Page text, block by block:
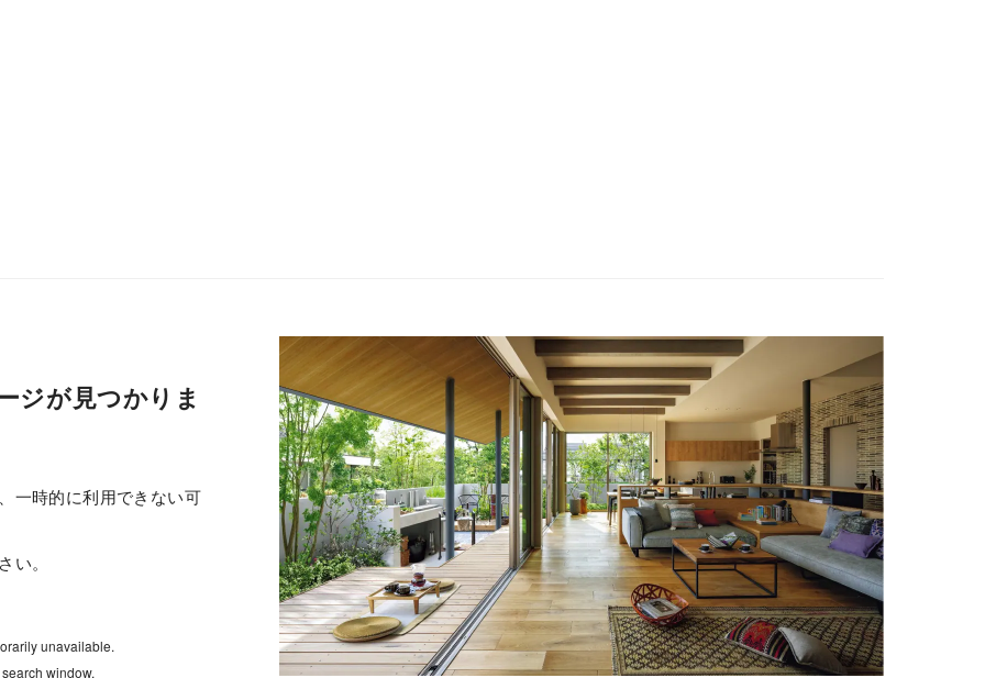
ジが見つかりま
一時的に利用できない可
い。
unavailable.
window.